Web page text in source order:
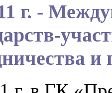
г. -
и